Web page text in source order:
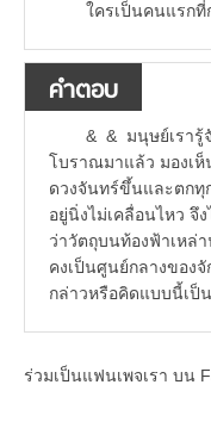
ใครเป็นคนแรกที่
คำตอบ
& & มนุษย์เรารู้
โบราณมาแล้ว มองเห็
ดวงจันทร์ขึ้นและตกทุ
อยู่นิ่งไม่เคลื่อนไหว จึ
ว่าวัตถุบนท้องฟ้าเหล่
คงเป็นศูนย์กลางของ
กล่าวหรือคิดแบบนี้เป็
ร่วมเป็นแฟนเพจเรา บน